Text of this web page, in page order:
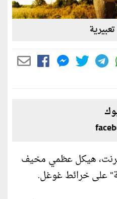
هيكل عظمي مخيف
على خرائط غوغل.